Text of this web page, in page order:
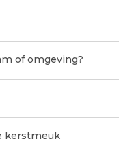
of omgeving?
kerstmeuk